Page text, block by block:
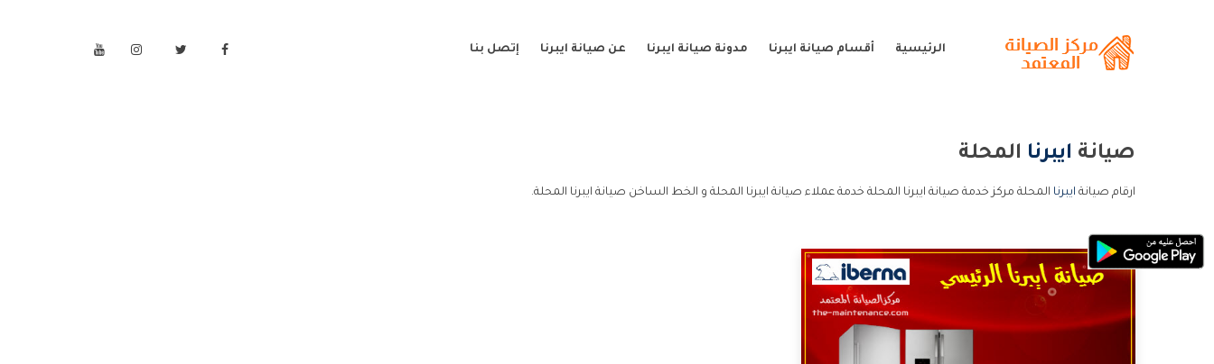
الرئيسية أقسام صيانة ايبرنا مدونة صيانة ايبرنا عن صيانة ايبرنا إتصل بنا
صيانة ايبرنا المحلة
ارقام صيانة ايبرنا المحلة مركز خدمة صيانة ايبرنا المحلة خدمة عملاء صيانة ايبرنا المحلة و الخط الساخن صيانة ايبرنا المحلة.